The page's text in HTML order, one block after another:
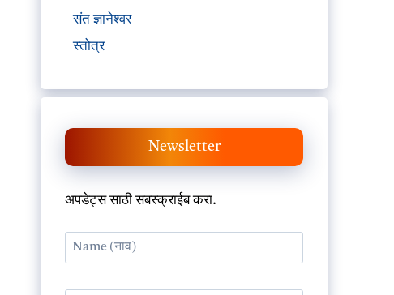
संत ज्ञानेश्वर
स्तोत्र
Newsletter
अपडेट्स साठी सबस्क्राईब करा.